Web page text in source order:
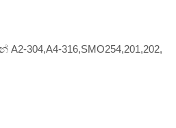
304,A4-316,SMO254,201,202,